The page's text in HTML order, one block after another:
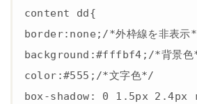
content dd{
border:none;/*外枠線を非表示
background:#fffbf4;/*背景
color:#555;/*文字色*/
box-shadow: 0 1.5px